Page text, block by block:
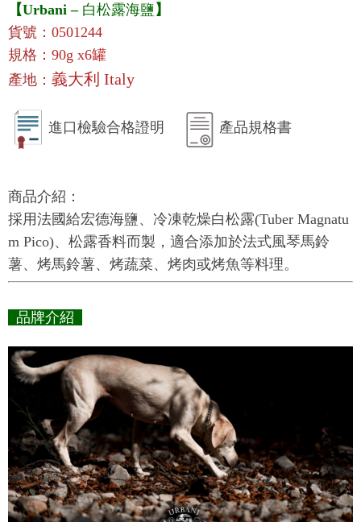
【Urbani – 白松露海鹽 】
貨號： 0501244
規格 ：90g x6罐
產地： 義大利 Italy
進口檢驗合格證明 產品規格書
商品介紹：
採用法國給宏德海鹽、冷凍乾燥白松露(Tuber Magnatu
m Pico)、松露香料而製，適合添加於法式風琴馬鈴
薯、烤馬鈴薯、烤蔬菜、烤肉或烤魚等料理。
品牌介紹